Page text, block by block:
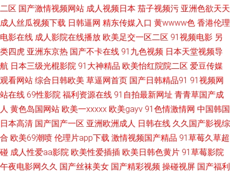
频 91影音 福利姬极品导航 九九热精品 伪娘人妖中文网址 91日操 成人sss网
91app 麻豆插插插 瑟瑟视频网站 91国内大片 丁香五月手机综合 51私拍 欧
美在线免费18 天天色天天狼 av性爱在线观看 国产中出在线观看 老司机副利
院 亚洲国产迷奸Aⅴ 亚洲老湿机 天堂中文在线资源 日本无码三极 日韩干操av
欧美操B 黄色视频网站链接 囯产精品久久 超碰福利电影 福利社av 中文字幕
三级伦理 超碰人干 精品豆花福利 欧美性交一二三区 亚洲人成看片网址 99TV
二区 国产激情视频网站 成人视频日本 茄子视频污 亚洲色欲天天
成人丝瓜视频下载 日韩逼网 精东传媒入口 黄wwww色 香港伦理
电影在线 成人影院在线播放 欧美足交一区二区 91视频电影 另
类四虎 亚洲东京热 国产不卡在线 91九色视频 日本天堂视频导
航 日本三级光棍影院 91大神精品 欧美怡红院院二区 爱豆传媒
观看网站 综合日韩欧美 草逼网首页 国产日韩精品91 91视频网
站在线 69性影院 福利资源在线 91自拍最新网址 青青草国产成
人 黄色岛国网站 欧美一xxxxx 欧美gayv 91色情激情网 中国韩国
日本高清 国产国产一区 亚洲欧洲成人 日韩在线 久久国产影视综
合 欧美69潮喷 伦理片app下载 激情视频国产精品 91草莓久草超
碰 成人性爱aa影院 欧美性爱插插 欧美日韩色黄片 91草莓影院
午夜电影网久久 国产丝袜美女 国产精彩视频 操碰视屏 国产福利